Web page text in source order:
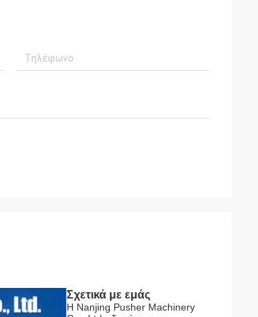
Σχετικά με εμάς
Η Nanjing Pusher Machinery